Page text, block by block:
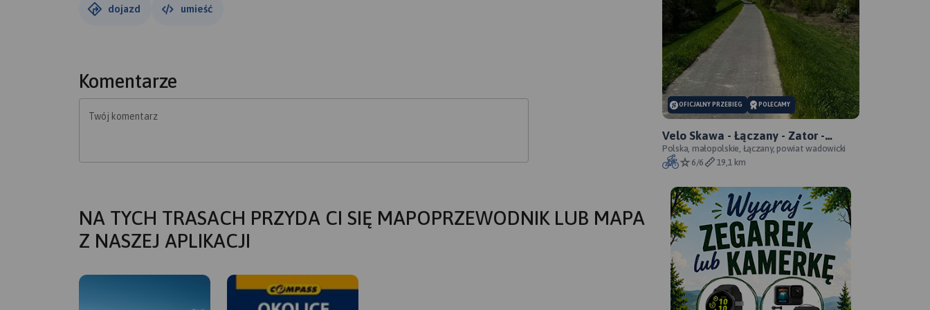
dojazd umieść
Komentarze
Twój komentarz
NA TYCH TRASACH PRZYDA CI SIĘ MAPOPRZEWODNIK LUB MAPA
Z NASZEJ APLIKACJI
OFICJALNY PRZEBIEG POLECAMY
Velo Skawa - Łączany - Zator -
oficjalny przebieg szlaku
Polska, małopolskie, Łączany, powiat wadowicki
6/6
19,1 km